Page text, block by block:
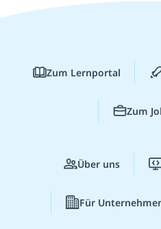
Zum Lernportal
Zum
Über uns
Für